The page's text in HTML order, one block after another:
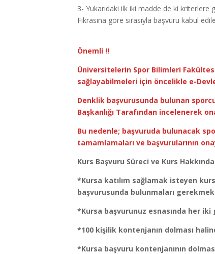
3- Yukarıdaki ilk iki madde de ki kriterlere
Fıkrasına göre sırasıyla başvuru kabul
Önemli !!
Üniversitelerin Spor Bilimleri
sağlayabilmeleri için öncelikle e-
Denklik başvurusunda bulunan
Başkanlığı Tarafından incelenerek
Bu nedenle; başvuruda bulunacak
tamamlamaları ve başvurularının
Kurs Başvuru Süreci ve Kurs
*Kursa katılım sağlamak isteyen
başvurusunda bulunmaları
*Kursa başvurunuz esnasında her iki
*100 kişilik kontenjanın dolması
*Kursa başvuru kontenjanının